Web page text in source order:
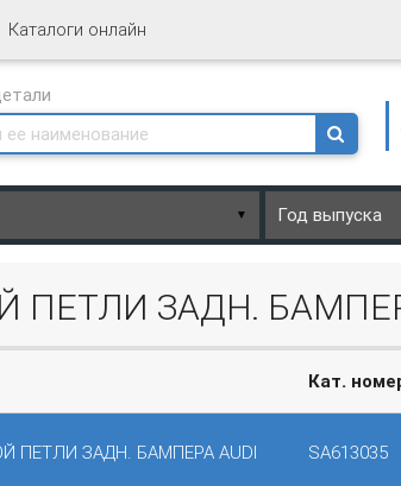
Каталоги онлайн
▼
ЗАДН.
Кат.
ПЕТЛИ ЗАДН. БАМПЕРА AUDI SA613035